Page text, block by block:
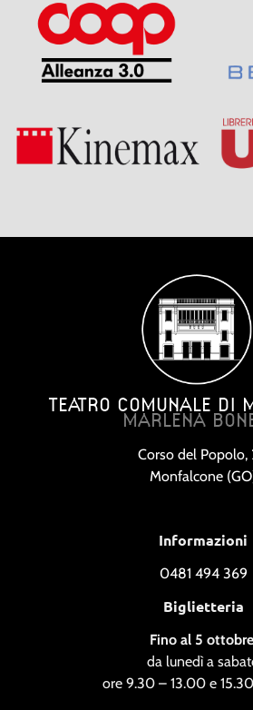
TEATRO COMUNALE DI
MARLENA
Corso del Popolo,
Monfalcone
Informazioni
0481 494 369
Biglietteria
Fino al 5
da lunedì a
ore 9.30 – 13.00 e